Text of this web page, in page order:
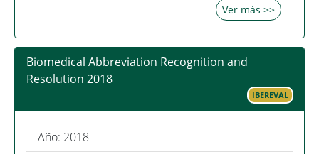
Ver más >>
Biomedical Abbreviation Recognition and
Resolution 2018
IBEREVAL
Año: 2018